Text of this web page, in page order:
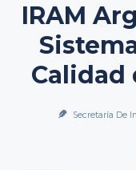
IRAM
Calidad
Secretaría De